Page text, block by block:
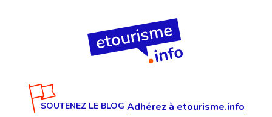
SOUTENEZ LE BLOG Adhérez à etourisme.info